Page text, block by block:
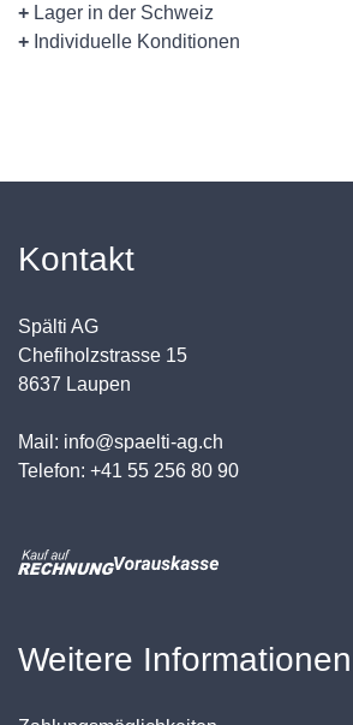
+ Lager in der Schweiz
+ Individuelle Konditionen
Kontakt
Spälti AG
Chefiholzstrasse 15
8637 Laupen
Mail: info@spaelti-ag.ch
Telefon: +41 55 256 80 90
Weitere Informationen